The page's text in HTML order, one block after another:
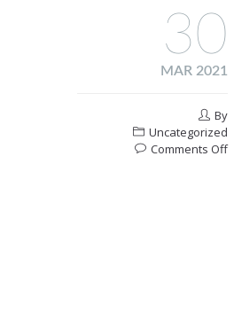
30
MAR 2021
By
Uncategorized
Comments Offon